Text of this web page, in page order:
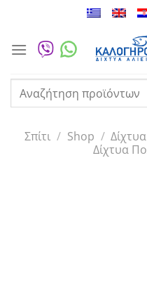
περιεχόμενο
για:
Σπίτι / Shop /
Δίχτυα